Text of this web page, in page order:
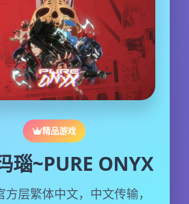
精品游戏
瑙~PURE ONYX
方层繁体中文，中文传输，